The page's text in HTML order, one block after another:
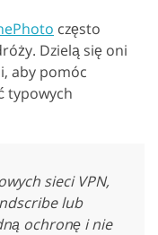
często
Dzielą się oni
aby pomóc
typowych
sieci VPN,
lub
ochronę i nie